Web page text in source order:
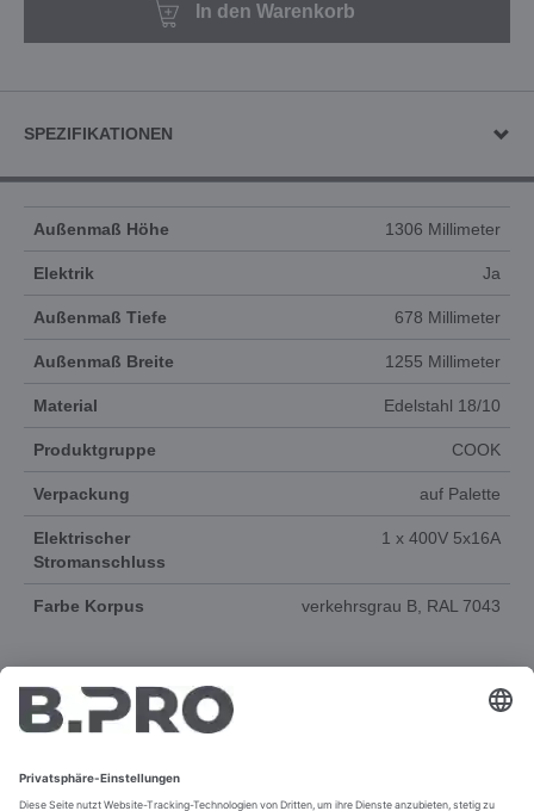
In den Warenkorb
SPEZIFIKATIONEN
Außenmaß Höhe 1306 Millimeter
Elektrik Ja
Außenmaß Tiefe 678 Millimeter
Außenmaß Breite 1255 Millimeter
Material Edelstahl 18/10
Produktgruppe COOK
Verpackung auf Palette
Elektrischer
Stromanschluss
1 x 400V 5x16A
Farbe Korpus verkehrsgrau B, RAL 7043